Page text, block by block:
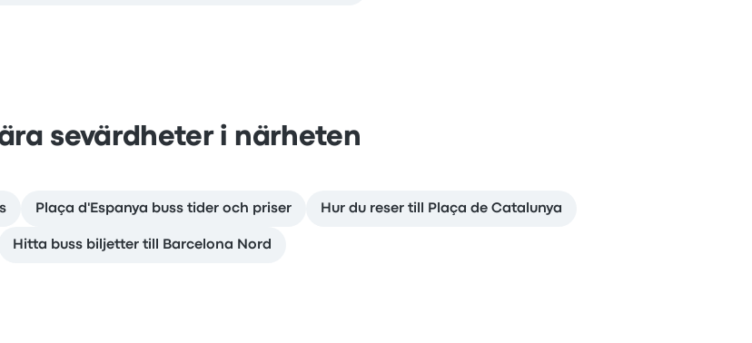
sevärdheter i närheten
Plaça d'Espanya buss tider och priser Hur du reser till Plaça de Catalunya
Hitta buss biljetter till Barcelona Nord